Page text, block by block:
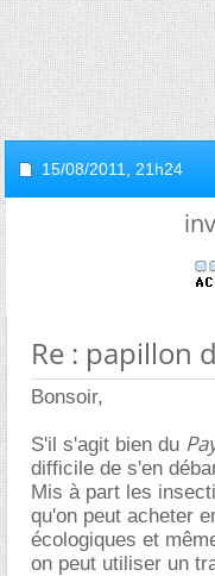
15/08/2011, 21h24
Re : papillon
Bonsoir,
S'il s'agit bien du
difficile de s'en
Mis à part les
qu'on peut acheter
écologiques et
on peut utiliser un